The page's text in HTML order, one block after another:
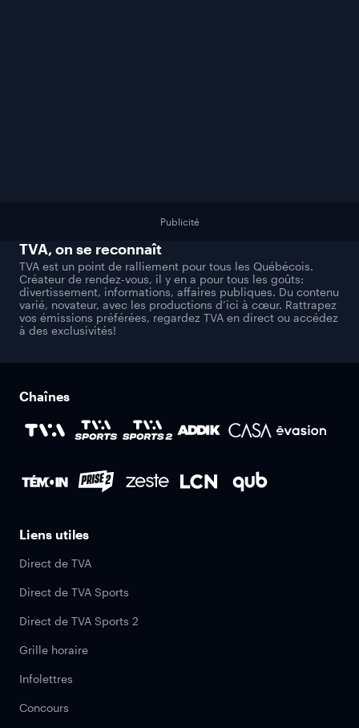
Publicité
TVA, on se reconnaît
TVA est un point de ralliement pour tous les Québécois.
Créateur de rendez-vous, il y en a pour tous les goûts:
divertissement, informations, affaires publiques. Du contenu
varié, novateur, avec les productions d’ici à cœur. Rattrapez
vos émissions préférées, regardez TVA en direct ou accédez
à des exclusivités!
Chaînes
Liens utiles
Direct de TVA
Direct de TVA Sports
Direct de TVA Sports 2
Grille horaire
Infolettres
Concours